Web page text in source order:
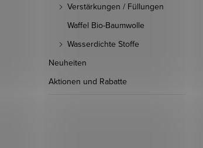
Verstärkungen / Füllungen
Waffel Bio-Baumwolle
Wasserdichte Stoffe
Neuheiten
Aktionen und Rabatte